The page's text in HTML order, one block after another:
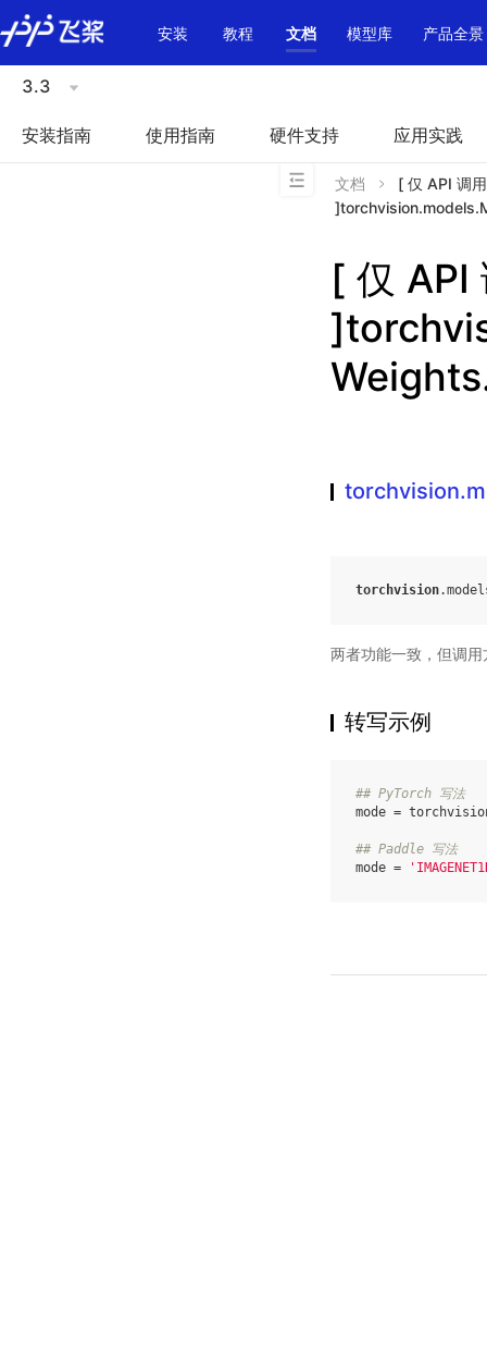
\u200E
安装
教程 文档 模型库 产品全景
3.3
安装指南 使用指南 硬件支持 应用实践
文档
[ 仅 API 调
[ 仅 API
torchvision.
两者功能一致，但调
转写示例
## PyTorch 写法
mode =
## Paddle 写法
mode =